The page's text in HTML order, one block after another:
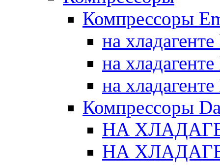
Компрессоры
на
на
на
Компрессоры
НА
НА